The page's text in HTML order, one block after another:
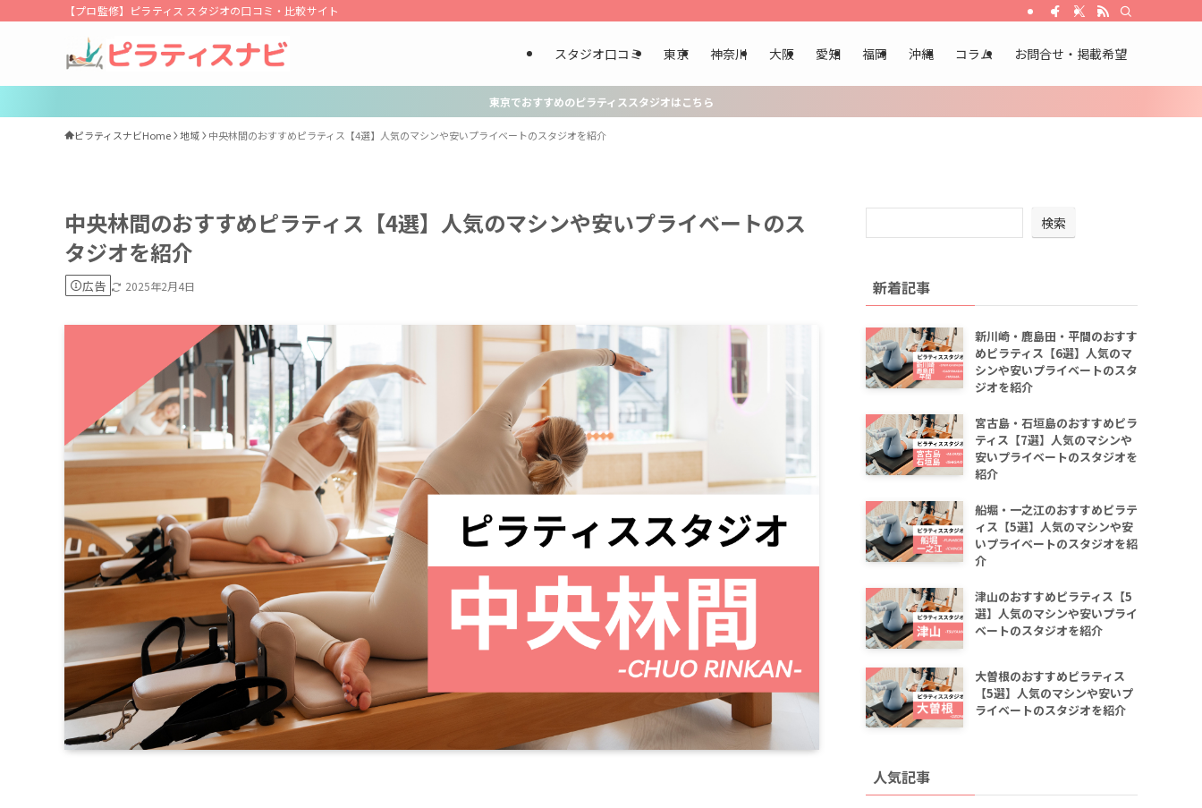
【プロ監修】ピラティス スタジオの口コミ・比較サイト
スタジオ口コミ 東京 神奈川 大阪 愛知 福岡 沖縄 コラム お問合せ・掲載希望
東京でおすすめのピラティススタジオはこちら
ピラティスナビHome 地域 中央林間のおすすめピラティス【4選】人気のマシンや安いプライベートのスタジオを紹介
中央林間のおすすめピラティス【4選】人気のマシンや安いプライベートのス
タジオを紹介
広告 2025年2月4日
検索
新着記事
新川崎・鹿島田・平間のおすす
めピラティス【6選】人気のマ
シンや安いプライベートのスタ
ジオを紹介
宮古島・石垣島のおすすめピラ
ティス【7選】人気のマシンや
安いプライベートのスタジオを
紹介
船堀・一之江のおすすめピラテ
ィス【5選】人気のマシンや安
いプライベートのスタジオを紹
介
津山のおすすめピラティス【5
選】人気のマシンや安いプライ
ベートのスタジオを紹介
大曽根のおすすめピラティス
【5選】人気のマシンや安いプ
ライベートのスタジオを紹介
人気記事